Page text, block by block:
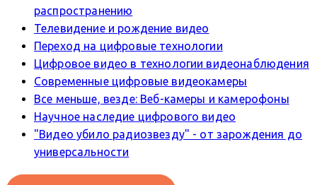
распространению
Телевидение и рождение видео
Переход на цифровые технологии
Цифровое видео в технологии видеонаблюдения
Современные цифровые видеокамеры
Все меньше, везде: Веб-камеры и камерофоны
Научное наследие цифрового видео
"Видео убило радиозвезду" - от зарождения до
универсальности